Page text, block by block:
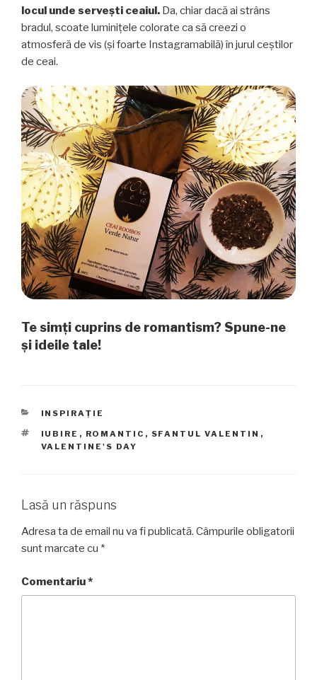
locul unde servești ceaiul. Da, chiar dacă ai strâns
bradul, scoate luminițele colorate ca să creezi o
atmosferă de vis (și foarte Instagramabilă) în jurul ceștilor
de ceai.
Te simți cuprins de romantism? Spune-ne
și ideile tale!
CATEGORII
INSPIRAȚIE
ETICHETE
IUBIRE , ROMANTIC , SFANTUL VALENTIN ,
VALENTINE'S DAY
Lasă un răspuns
Adresa ta de email nu va fi publicată. Câmpurile obligatorii
sunt marcate cu *
Comentariu*